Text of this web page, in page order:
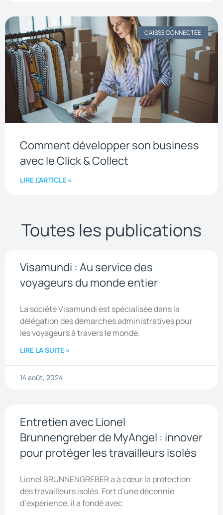
CAISSE CONNECTÉE
Comment développer son business
avec le Click & Collect
LIRE L'ARTICLE »
Toutes les publications
Visamundi : Au service des
voyageurs du monde entier
La société Visamundi est spécialisée dans la
délégation des démarches administratives pour
les voyageurs à travers le monde.
LIRE LA SUITE »
14 août, 2024
Entretien avec Lionel
Brunnengreber de MyAngel : innover
pour protéger les travailleurs isolés
Lionel BRUNNENGREBER a à cœur la protection
des travailleurs isolés. Fort d’une décennie
d’expérience, il a fondé avec